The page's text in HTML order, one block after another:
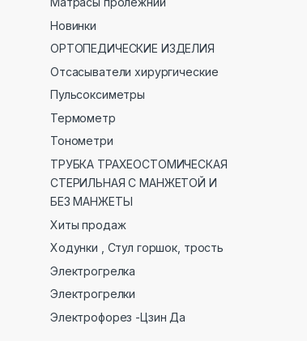
Новинки
ОРТОПЕДИЧЕСКИЕ ИЗДЕЛИЯ
Отсасыватели хирургические
Пульсоксиметры
Термометр
Тонометри
ТРУБКА ТРАХЕОСТОМИЧЕСКАЯ
СТЕРИЛЬНАЯ С МАНЖЕТОЙ И
БЕЗ МАНЖЕТЫ
Хиты продаж
Ходунки , Стул горшок, трость
Электрогрелка
Электрогрелки
Электрофорез -Цзин Да